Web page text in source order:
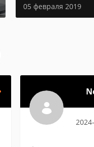
05 февраля 2019